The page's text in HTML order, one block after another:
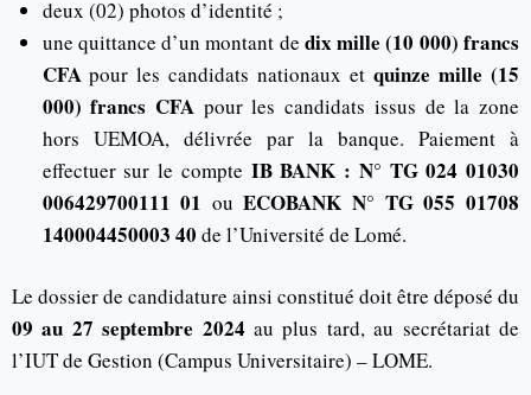
deux (02) photos d’identité ;
une quittance d’un montant de dix mille (10 000) francs
CFApour les candidats nationaux etquinze mille (15
000) francs CFApour les candidats issus de la zone
hors UEMOA, délivrée par la banque. Paiement à
effectuer sur le compte IB BANK : N° TG 024 01030
006429700111 01 ouECOBANK N° TG 055 01708
140004450003 40 de l’Université de Lomé.
Le dossier de candidature ainsi constitué doit être déposé du
09 au 27 septembre 2024 au plus tard, au secrétariat de
l’IUT de Gestion (Campus Universitaire) – LOME.